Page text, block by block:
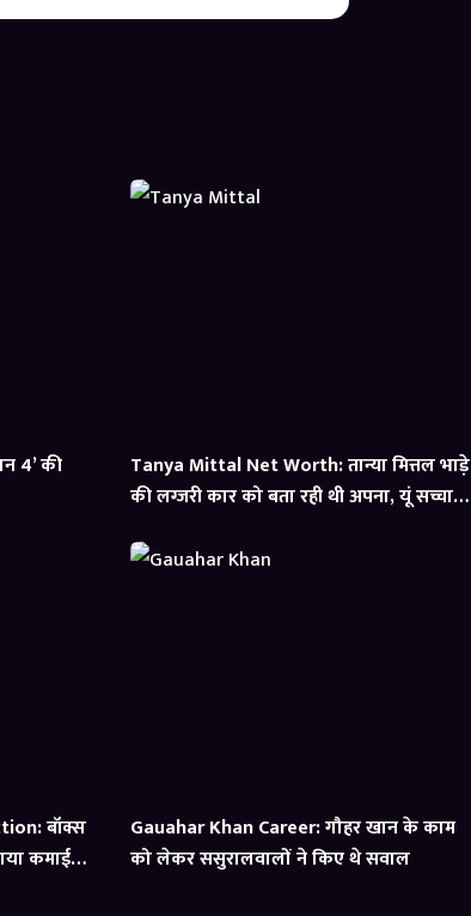
4’ की
Tanya Mittal Net Worth: तान्या मित्तल भाड़े
की लग्जरी कार को बता रही थी अपना, यूं सच्चाई
बॉक्स
कमाई
Gauahar Khan Career: गौहर खान के काम
को लेकर ससुरालवालों ने किए थे सवाल